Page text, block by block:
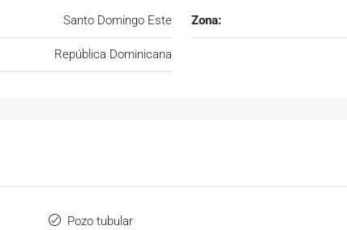
Santo Domingo Este Zona:
República Dominicana
Pozo tubular